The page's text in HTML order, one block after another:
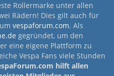
Rollermarke unter allen
Rädern! Dies gilt auch für
vespaforum.com. Als
gegründet, um den
eine eigene Plattform zu
Vespa Fans viele Stunden
hilft allen